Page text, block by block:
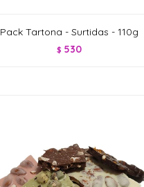
Pack Tartona - Surtidas - 110g
$ 530